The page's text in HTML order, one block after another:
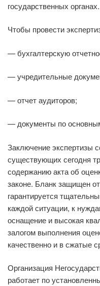
государственных органах.
Чтобы провести
— бухгалтерскую
— учредительные
— отчет аудиторов;
— документы по
Заключение экспертизы
существующих сегодня
содержанию акта об
законе. Бланк защищен
гарантируется
каждой ситуации, к
оснащение и высокая
залогом выполнения
качественно и в сжатые
Организация
работает по